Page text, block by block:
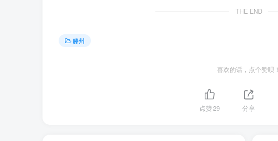
THE END
滕州
喜欢的话，点个赞呗！
点赞29 分享